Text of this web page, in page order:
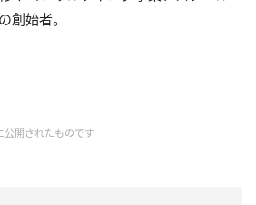
創始者。
開されたものです